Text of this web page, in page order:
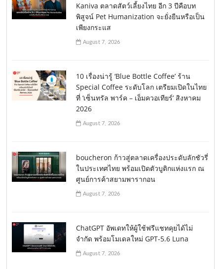
Kaniva ตลาดสัตว์เลี้ยงไทย อีก 3 ปีคือบท
พิสูจน์ Pet Humanization จะยั่งยืนหรือเป็น
เพียงกระแส
August 7, 2026
10 เรื่องน่ารู้ ‘Blue Bottle Coffee’ ร้าน
Special Coffee ระดับโลก เตรียมเปิดในไทย
ที่ ‘เซ็นทรัล พาร์ค – เอ็มควอเทียร์’ สิงหาคม
2026
August 7, 2026
boucheron ก้าวสู่ตลาดเครื่องประดับลักชัวรี่
ในประเทศไทย พร้อมเปิดตัวบูติกแห่งแรก ณ
ศูนย์การค้าสยามพารากอน
August 7, 2026
ChatGPT อัพเดทให้ผู้ใช้ฟรีแชทคุยได้ไม่
จำกัด พร้อมโมเดลใหม่ GPT-5.6 Luna
August 7, 2026